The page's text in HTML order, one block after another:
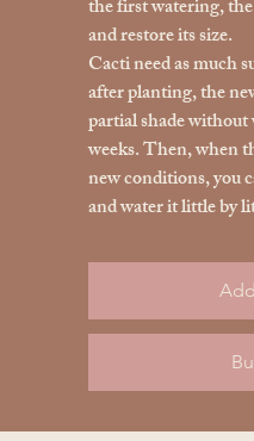
the first watering,
and restore its size.
Cacti need as much
after planting, the
partial shade
weeks. Then, when
new conditions, you
and water it little by